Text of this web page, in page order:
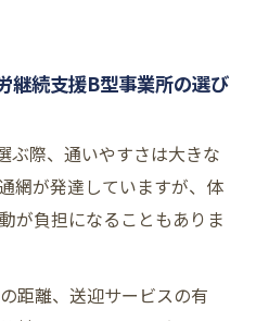
継続支援B型事業所の選び
ぶ際、通いやすさは大きな
網が発達していますが、体
が負担になることもありま
距離、送迎サービスの有